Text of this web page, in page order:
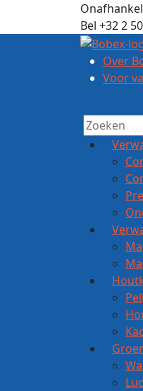
Bel +32 2
Over
Voor